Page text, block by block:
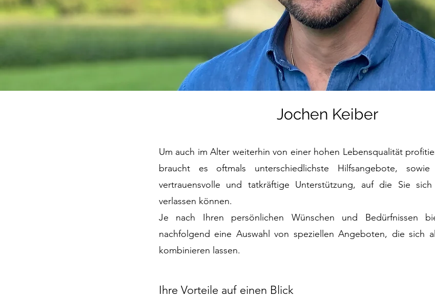
Jochen Keiber
Um auch im Alter weiterhin von einer hohen Lebensqualität
braucht es oftmals unterschiedlichste Hilfsangebote,
vertrauensvolle und tatkräftige Unterstützung, auf die Sie sich
verlassen können.
Je nach Ihren persönlichen Wünschen und Bedürfnissen
nachfolgend eine Auswahl von speziellen Angeboten, die sich
kombinieren lassen.
Ihre Vorteile auf einen Blick